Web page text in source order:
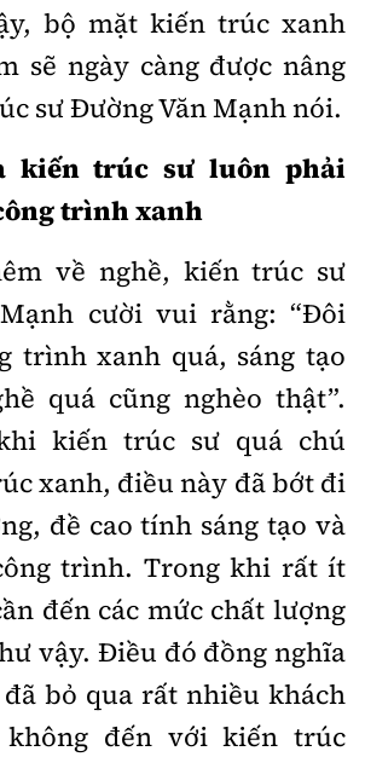
bộ mặt kiến trúc xanh
sẽ ngày càng được nâng
sư Đường Văn Mạnh nói.
kiến trúc sư luôn phải
trình xanh
về nghề, kiến trúc sư
cười vui rằng: “Đôi
trình xanh quá, sáng tạo
quá cũng nghèo thật”.
kiến trúc sư quá chú
xanh, điều này đã bớt đi
đề cao tính sáng tạo và
trình. Trong khi rất ít
đến các mức chất lượng
vậy. Điều đó đồng nghĩa
bỏ qua rất nhiều khách
đến với kiến trúc